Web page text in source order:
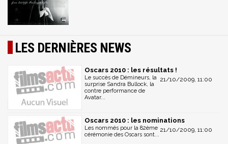
LES DERNIÈRES NEWS
Oscars 2010 : les résultats !
21/10/2009, 11:00
Le succès de Démineurs, la
surprise Sandra Bullock, la
contre performance de
Avatar...
Oscars 2010 : les nominations
21/10/2009, 11:00
Les nommés pour la 82ème
cérémonie des Oscars sont...